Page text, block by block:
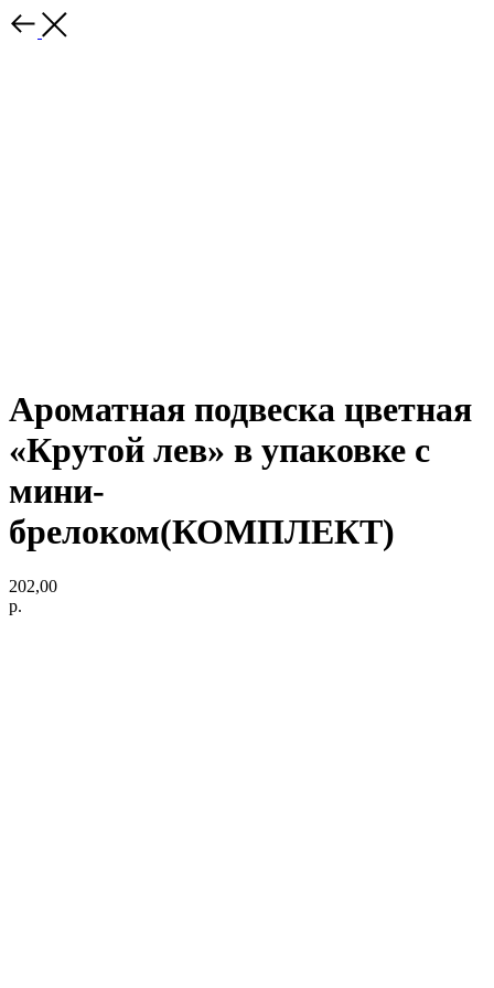
Ароматная подвеска цветная
«Крутой лев» в упаковке с
мини-
брелоком(КОМПЛЕКТ)
202,00
р.